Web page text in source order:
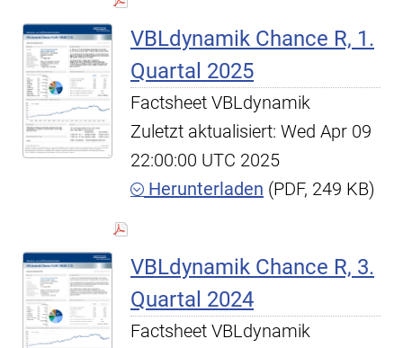
VBLdynamik Chance R, 1.
Quartal 2025
Factsheet VBLdynamik
Zuletzt aktualisiert: Wed Apr 09
22:00:00 UTC 2025
Herunterladen (PDF, 249 KB)
VBLdynamik Chance R, 3.
Quartal 2024
Factsheet VBLdynamik